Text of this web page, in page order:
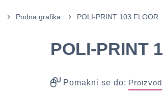
Podna grafika POLI-PRINT 103 FLOOR
POLI-PRINT
Pomakni se do: Proizvod